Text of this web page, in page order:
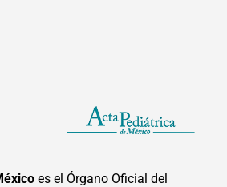
es el Órgano Oficial del